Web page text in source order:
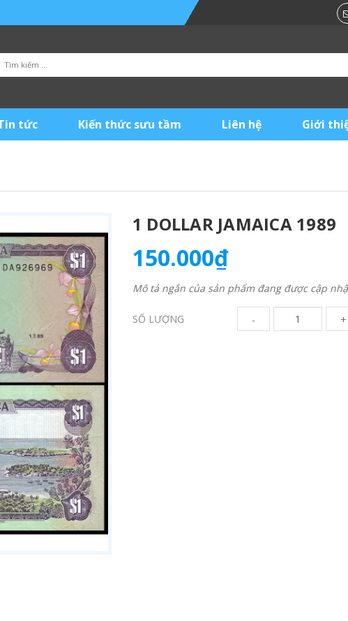
tức Kiến thức sưu tầm Liên hệ Giới
1 DOLLAR JAMAICA 1989
150.000₫
Mô tả ngắn của sản phẩm đang được cập
SỐ LƯỢNG - +